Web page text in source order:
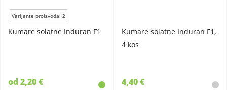
Varijante proizvoda: 2
Kumare solatne Induran F1
od 2,20 €
Kumare solatne Induran F1,
4 kos
4,40 €